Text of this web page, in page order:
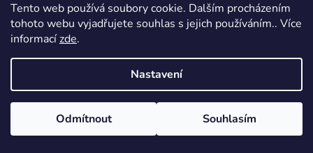
Tento web používá soubory cookie. Dalším procházením
tohoto webu vyjadřujete souhlas s jejich používáním.. Více
informacízde.
Nastavení
Odmítnout Souhlasím
Vyhledávání
HLEDAT
Vytvořil Shoptet
Copyright 2026EGGY.cz. Všechna práva vyhrazena.